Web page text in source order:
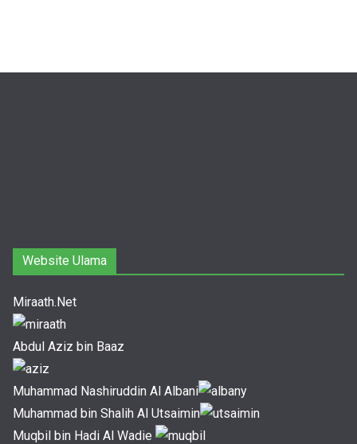
Website Ulama
Miraath.Net
Abdul Aziz bin Baaz
Muhammad Nashiruddin Al Albani
Muhammad bin Shalih Al Utsaimin
Muqbil bin Hadi Al Wadie